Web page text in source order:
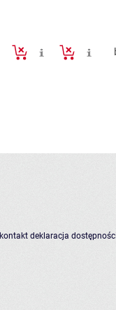
kontakt deklaracja